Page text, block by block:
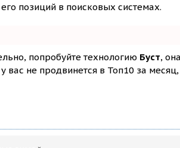
позиций в поисковых системах.
попробуйте технологию Буст,
вас не продвинется в Топ10 за месяц,